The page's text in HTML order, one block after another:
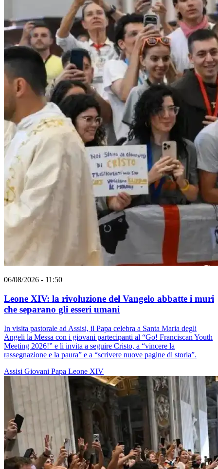
06/08/2026 - 11:50
Leone XIV: la rivoluzione del Vangelo abbatte i muri
che separano gli esseri umani
In visita pastorale ad Assisi, il Papa celebra a Santa Maria degli
Angeli la Messa con i giovani partecipanti al “Go! Franciscan Youth
Meeting 2026!” e li invita a seguire Cristo, a “vincere la
rassegnazione e la paura” e a “scrivere nuove pagine di storia”.
Assisi Giovani Papa Leone XIV